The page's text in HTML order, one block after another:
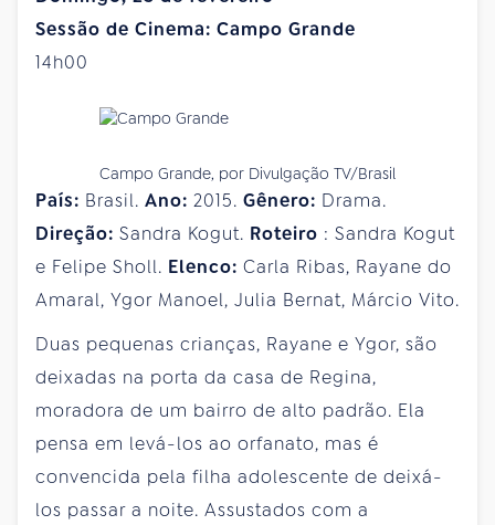
Sessão de Cinema: Campo Grande
14h00
Campo Grande, por Divulgação TV/Brasil
País: Brasil. Ano: 2015. Gênero: Drama.
Direção: Sandra Kogut. Roteiro : Sandra Kogut
e Felipe Sholl. Elenco: Carla Ribas, Rayane do
Amaral, Ygor Manoel, Julia Bernat, Márcio Vito.
Duas pequenas crianças, Rayane e Ygor, são
deixadas na porta da casa de Regina,
moradora de um bairro de alto padrão. Ela
pensa em levá-los ao orfanato, mas é
convencida pela filha adolescente de deixá-
los passar a noite. Assustados com a